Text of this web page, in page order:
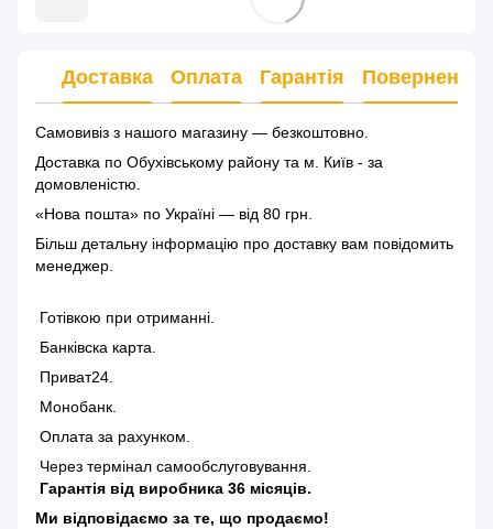
Доставка Оплата Гарантія Повернення
Самовивіз з нашого магазину — безкоштовно.
Доставка по Обухівському району та м. Київ - за
домовленістю.
«Нова пошта» по Україні — від 80 грн.
Більш детальну інформацію про доставку вам повідомить
менеджер.
Готівкою при отриманні.
Банківска карта.
Приват24.
Монобанк.
Оплата за рахунком.
Через термінал самообслуговування.
Гарантія від виробника 36 місяців.
Ми відповідаємо за те, що продаємо!